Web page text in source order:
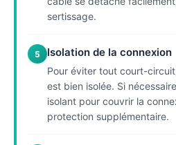
sertissage.
5 Isolation de la connexion
Pour éviter tout court-
est bien isolée. Si
isolant pour couvrir la
protection supplémentaire.